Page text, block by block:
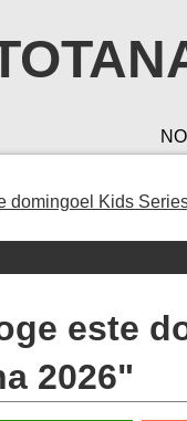
domingoel Kids
este
2026"